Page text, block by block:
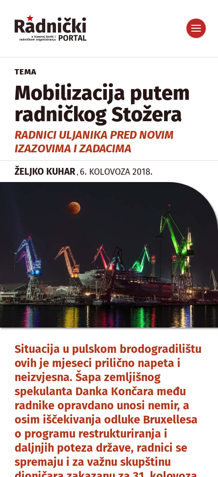
TEMA
Mobilizacija putem
radničkog Stožera
RADNICI ULJANIKA PRED NOVIM
IZAZOVIMA I ZADACIMA
ŽELJKO KUHAR , 6. KOLOVOZA 2018.
Situacija u pulskom brodogradilištu
ovih je mjeseci prilično napeta i
neizvjesna. Šapa zemljišnog
spekulanta Danka Končara među
radnike opravdano unosi nemir, a
osim iščekivanja odluke Bruxellesa
o programu restrukturiranja i
daljnjih poteza države, radnici se
spremaju i za važnu skupštinu